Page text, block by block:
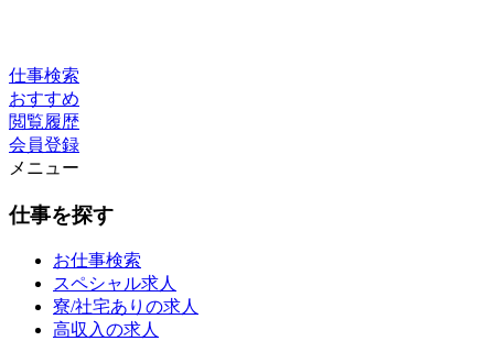
仕事検索
おすすめ
閲覧履歴
会員登録
メニュー
仕事を探す
お仕事検索
スペシャル求人
寮/社宅ありの求人
高収入の求人